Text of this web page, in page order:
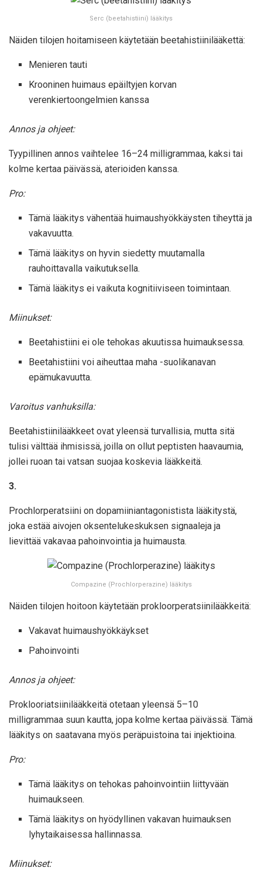
Serc (beetahistiini) lääkitys
Näiden tilojen hoitamiseen käytetään beetahistiinilääkettä:
Menieren tauti
Krooninen huimaus epäiltyjen korvan
verenkiertoongelmien kanssa
Annos ja ohjeet:
Tyypillinen annos vaihtelee 16–24 milligrammaa, kaksi tai
kolme kertaa päivässä, aterioiden kanssa.
Pro:
Tämä lääkitys vähentää huimaushyökkäysten tiheyttä ja
vakavuutta.
Tämä lääkitys on hyvin siedetty muutamalla
rauhoittavalla vaikutuksella.
Tämä lääkitys ei vaikuta kognitiiviseen toimintaan.
Miinukset:
Beetahistiini ei ole tehokas akuutissa huimauksessa.
Beetahistiini voi aiheuttaa maha -suolikanavan
epämukavuutta.
Varoitus vanhuksilla:
Beetahistiinilääkkeet ovat yleensä turvallisia, mutta sitä
tulisi välttää ihmisissä, joilla on ollut peptisten haavaumia,
jollei ruoan tai vatsan suojaa koskevia lääkkeitä.
3.
Prochlorperatsiini on dopamiiniantagonistista lääkitystä,
joka estää aivojen oksentelukeskuksen signaaleja ja
lievittää vakavaa pahoinvointia ja huimausta.
Compazine (Prochlorperazine) lääkitys
Näiden tilojen hoitoon käytetään prokloorperatsiinilääkkeitä:
Vakavat huimaushyökkäykset
Pahoinvointi
Annos ja ohjeet:
Proklooriatsiinilääkkeitä otetaan yleensä 5–10
milligrammaa suun kautta, jopa kolme kertaa päivässä. Tämä
lääkitys on saatavana myös peräpuistoina tai injektioina.
Pro:
Tämä lääkitys on tehokas pahoinvointiin liittyvään
huimaukseen.
Tämä lääkitys on hyödyllinen vakavan huimauksen
lyhytaikaisessa hallinnassa.
Miinukset: